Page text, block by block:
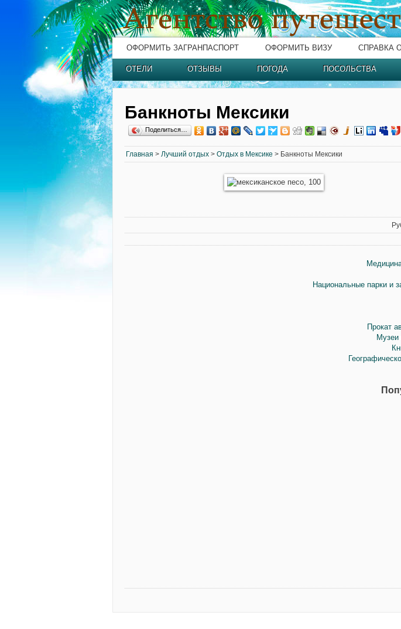
ОФОРМИТЬ ЗАГРАНПАСПОРТ ОФОРМИТЬ ВИЗУ СПРАВКА
ОТЕЛИ ОТЗЫВЫ ПОГОДА ПОСОЛЬСТВА
Банкноты Мексики
Поделиться…
Главная > Лучший отдых > Отдых в Мексике > Банкноты Мексики
Национальные парки и
Прокат
Музеи